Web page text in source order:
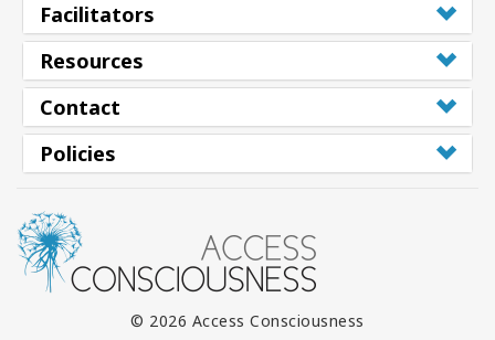
Facilitators
Resources
Contact
Policies
© 2026 Access Consciousness